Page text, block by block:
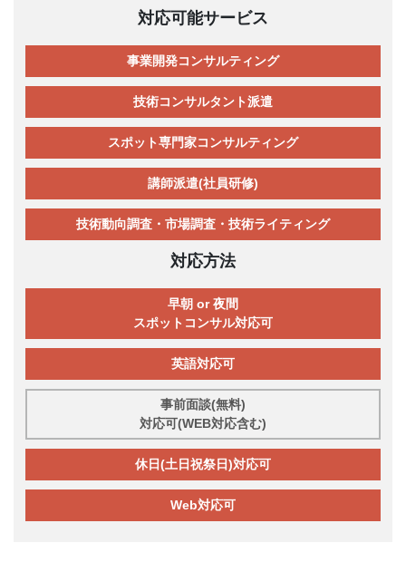
対応可能サービス
事業開発コンサルティング
技術コンサルタント派遣
スポット専門家コンサルティング
講師派遣(社員研修)
技術動向調査・市場調査・技術ライティング
対応方法
早朝 or 夜間
スポットコンサル対応可
英語対応可
事前面談(無料)
対応可(WEB対応含む)
休日(土日祝祭日)対応可
Web対応可